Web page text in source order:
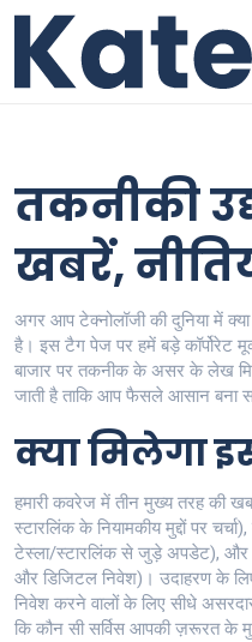
तकनीकी
खबरें,
अगर आप टेक्नोलॉजी की दुनिया में
है। इस टैग पेज पर हमें बड़े कॉर्पोरेट
बाजार पर तकनीक के असर के लेख
जाती है ताकि आप फैसले आसान बना
क्या मिलेगा
हमारी कवरेज में तीन मुख्य तरह की
स्टारलिंक के नियामकीय मुद्दों पर
टेस्ला/स्टारलिंक से जुड़े अपडेट), और
और डिजिटल निवेश)। उदाहरण के
निवेश करने वालों के लिए सीधे
कि कौन सी सर्विस आपकी ज़रूरत के